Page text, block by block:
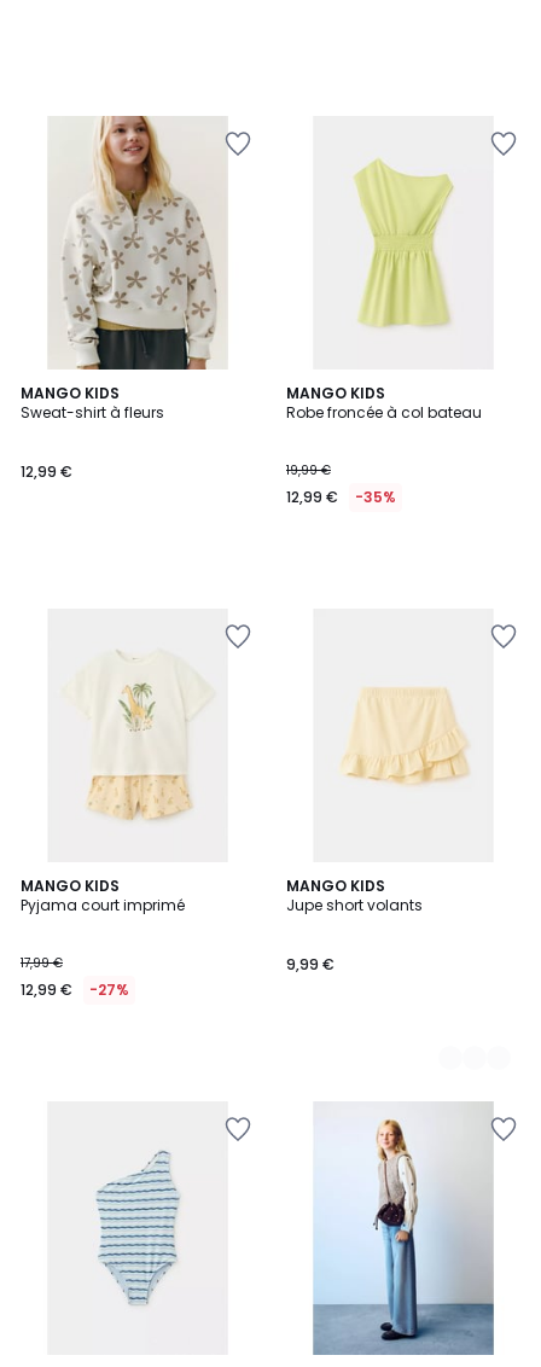
MANGO KIDS
Sweat-shirt à fleurs
12,99 €
MANGO KIDS
Robe froncée à col bateau
19,99 €
12,99 € -35%
MANGO KIDS
Pyjama court imprimé
17,99 €
12,99 € -27%
MANGO KIDS
Jupe short volants
9,99 €
2
Couleurs